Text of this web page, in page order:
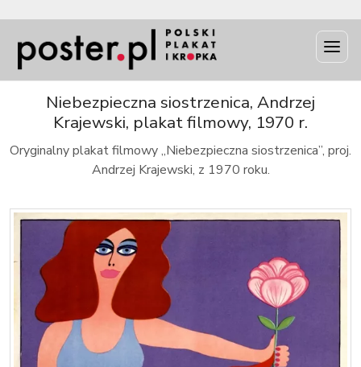
Niebezpieczna siostrzenica, Andrzej
Krajewski, plakat filmowy, 1970 r.
Oryginalny plakat filmowy „Niebezpieczna siostrzenica”, proj.
Andrzej Krajewski, z 1970 roku.